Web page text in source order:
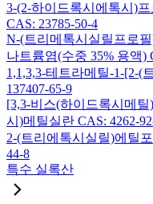
3-(2-하이드록시에톡시)
CAS: 23785-50-4
N-(트리메톡시실릴프로
나트륨염(수중 35% 용액)
1,1,3,3-테트라메틸-1-[2-(
137407-65-9
[3,3-비스(하이드록시메
시)메틸실란 CAS: 4262-
2-(트리에톡시실릴)에틸
44-8
특수 실록산